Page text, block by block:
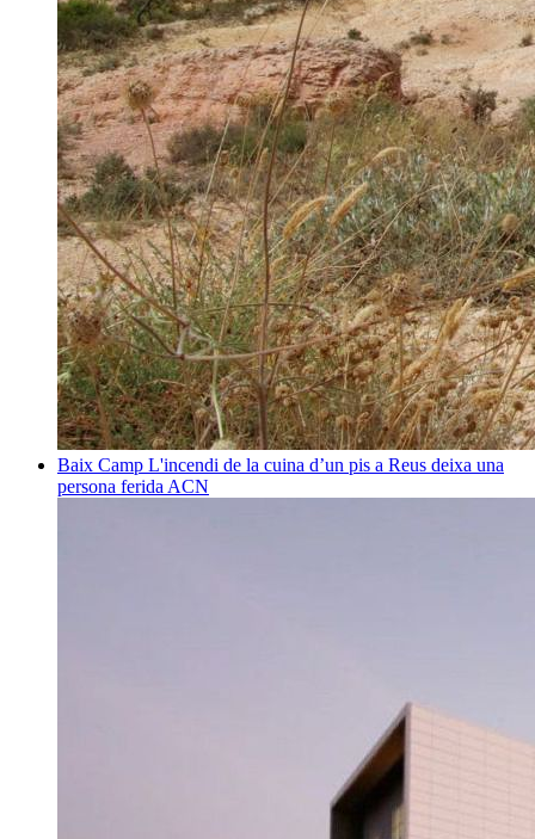
Baix Camp L'incendi de la cuina d’un pis a Reus deixa una
persona ferida ACN